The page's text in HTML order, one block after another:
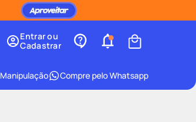
Entrar ou
Cadastrar
Manipulação Compre pelo Whatsapp